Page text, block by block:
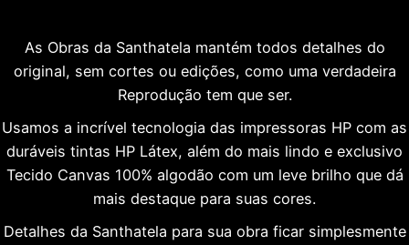
As Obras da Santhatela mantém todos detalhes do
original, sem cortes ou edições, como uma verdadeira
Reprodução tem que ser.
Usamos a incrível tecnologia das impressoras HP com as
duráveis tintas HP Látex, além do mais lindo e exclusivo
Tecido Canvas 100% algodão com um leve brilho que dá
mais destaque para suas cores.
Detalhes da Santhatela para sua obra ficar simplesmente